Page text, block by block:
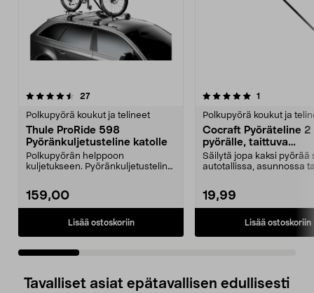
27arvostelut
Polkupyörä koukut ja telineet
Thule ProRide 598
Pyöränkuljetusteline katolle
Polkupyörän helppoon
kuljetukseen. Pyöränkuljetusteline
159,00
Lisää ostoskoriin
5.0 viidestä
1
Polkupyörä koukut ja
Cocraft Pyöräteline 2
pyörälle, taittuva
seinäkiinnike
Säilytä jopa kaksi pyörää
autotallissa, asunnossa
19,99
Lisää ostoskoriin
4.0 viidestä
Tavalliset asiat epätavallisen edullisesti